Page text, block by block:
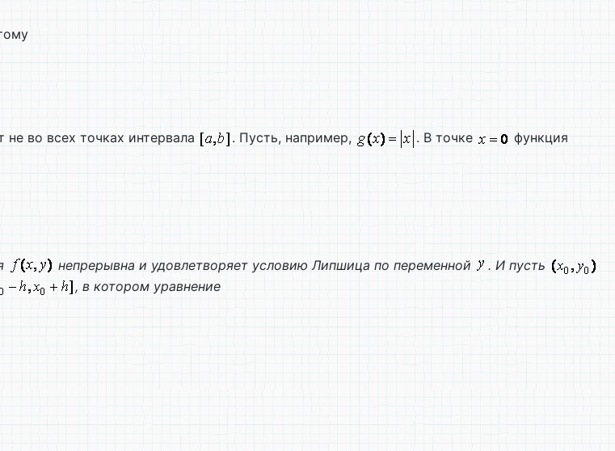
не во всех точках интервала . Пусть, например, . В точке
функция
непрерывна и удовлетворяет условию Липшица по переменной
. И пусть
, в котором уравнение